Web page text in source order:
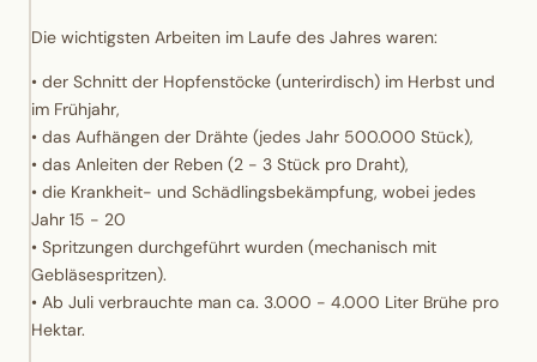
Die wichtigsten Arbeiten im Laufe des Jahres waren:
• der Schnitt der Hopfenstöcke (unterirdisch) im Herbst und
im Frühjahr,
• das Aufhängen der Drähte (jedes Jahr 500.000 Stück),
• das Anleiten der Reben (2 - 3 Stück pro Draht),
• die Krankheit- und Schädlingsbekämpfung, wobei jedes
Jahr 15 - 20
• Spritzungen durchgeführt wurden (mechanisch mit
Gebläsespritzen).
• Ab Juli verbrauchte man ca. 3.000 - 4.000 Liter Brühe pro
Hektar.